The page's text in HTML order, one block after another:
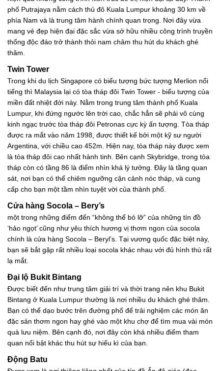
phố Putrajaya nằm cách thủ đô Kuala Lumpur khoảng 30 km về
phía Nam và là trung tâm hành chính quan trọng. Nơi đây vừa
mang vẻ đẹp hiện đại đặc sắc vừa sở hữu nhiều công trình truyền
thống độc đáo trở thành thỏi nam châm thu hút du khách ghé
thăm.
Twin Tower
Trong khi du lịch Singapore có biểu tượng bức tượng Merlion nổi
tiếng thì Malaysia lại có tòa tháp đôi Twin Tower - biểu tượng của
miền đất nhiệt đới này. Nằm trong trung tâm thành phố Kuala
Lumpur, khi đứng ngước lên trời cao, chắc hẳn sẽ phải vô cùng
kinh ngạc trước tòa tháp đôi Petronas cực kỳ ấn tượng. Tòa tháp
được ra mắt vào năm 1998, được thiết kế bởi một kỹ sư người
Argentina, với chiều cao 452m. Hiện nay, tòa tháp này được xem
là tòa tháp đôi cao nhất hành tinh. Bên cạnh Skybridge, trong tòa
tháp còn có tầng 86 là điểm nhìn khá lý tưởng. Đây là tầng quan
sát, nơi bạn có thể chiêm ngưỡng cận cảnh nóc tháp, và cung
cấp cho bạn một tầm nhìn tuyệt vời của thành phố.
Cửa hàng Socola – Bery’s
một trong những điểm đến “không thể bỏ lỡ” của những tín đồ
‘hảo ngọt’ cũng như yêu thích hương vị thơm ngon của socola
chính là cửa hàng Socola – Beryl’s. Tại vương quốc đặc biệt này,
bạn sẽ bắt gặp rất nhiều loại socola khác nhau với đủ hình thù rất
lạ mắt.
Đại lộ Bukit Bintang
Được biết đến như trung tâm giải trí và thời trang nên khu Bukit
Bintang ở Kuala Lumpur thường là nơi nhiều du khách ghé thăm.
Bạn có thể dạo bước trên đường phố để trải nghiệm các món ăn
đặc sản thơm ngon hay ghé vào một khu chợ để tìm mua vài món
quà lưu niệm. Bên cạnh đó, nơi đây còn khá nhiều điểm tham
quan nổi bật khác thu hút sự hiếu kì của bạn.
Động Batu